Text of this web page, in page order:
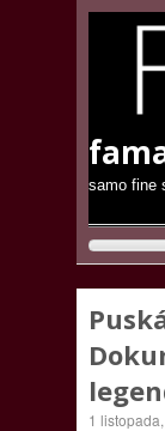
samo fine
1